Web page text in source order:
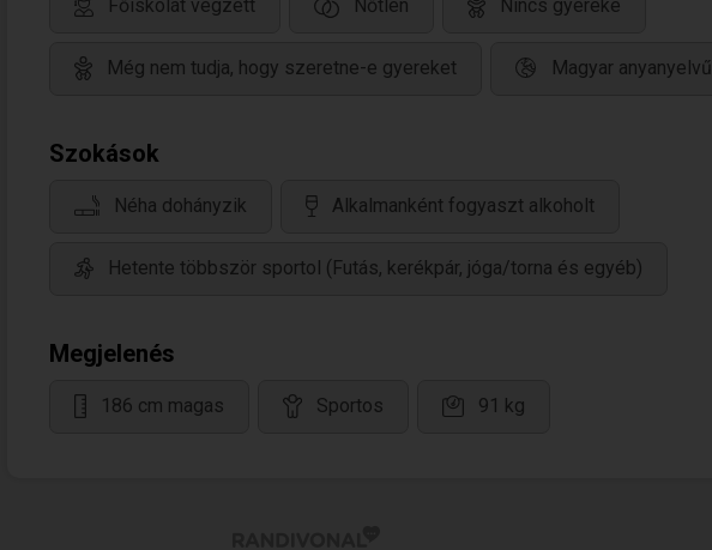
Főiskolát végzett Nőtlen Nincs gyereke
Még nem tudja, hogy szeretne-e gyereket Magyar anyanyelvű
Szokások
Néha dohányzik Alkalmanként fogyaszt alkoholt
Hetente többször sportol (Futás, kerékpár, jóga/torna és egyéb)
Megjelenés
186 cm magas Sportos 91 kg